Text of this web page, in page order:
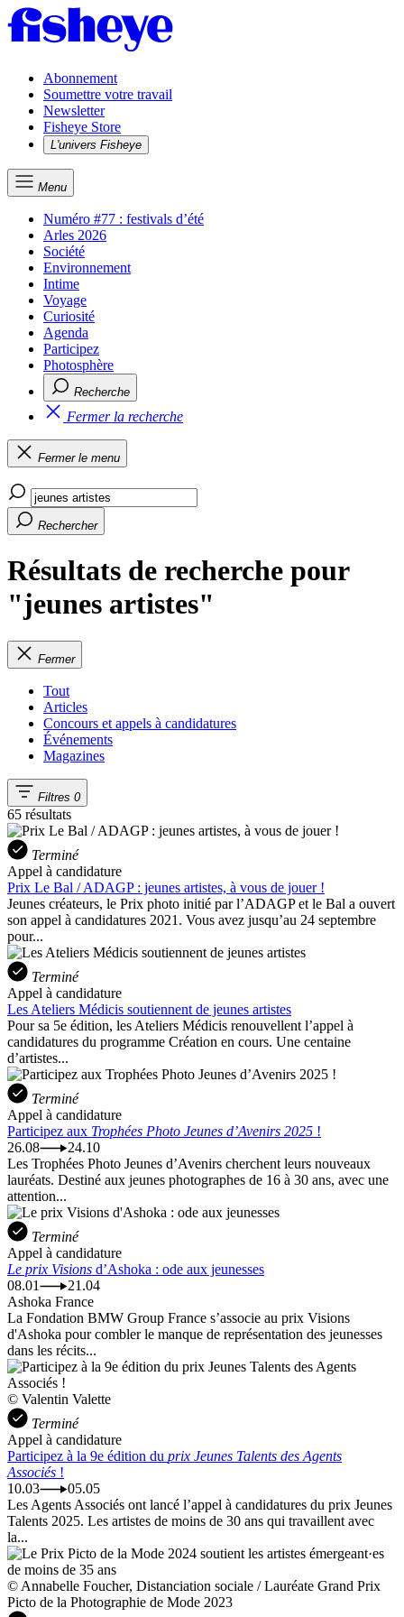
Abonnement
Soumettre votre travail
Newsletter
Fisheye Store
L'univers Fisheye
Menu
Numéro #77 : festivals d’été
Arles 2026
Société
Environnement
Intime
Voyage
Curiosité
Agenda
Participez
Photosphère
Recherche
Fermer la recherche
Fermer le menu
Rechercher
Résultats de recherche pour
"jeunes artistes"
Fermer
Tout
Articles
Concours et appels à candidatures
Événements
Magazines
Filtres 0
65 résultats
Terminé
Appel à candidature
Prix Le Bal / ADAGP : jeunes artistes, à vous de jouer !
Jeunes créateurs, le Prix photo initié par l’ADAGP et le Bal a ouvert
son appel à candidatures 2021. Vous avez jusqu’au 24 septembre
pour...
Terminé
Appel à candidature
Les Ateliers Médicis soutiennent de jeunes artistes
Pour sa 5e édition, les Ateliers Médicis renouvellent l’appel à
candidatures du programme Création en cours. Une centaine
d’artistes...
Terminé
Appel à candidature
Participez aux Trophées Photo Jeunes d’Avenirs 2025 !
26.08
24.10
Les Trophées Photo Jeunes d’Avenirs cherchent leurs nouveaux
lauréats. Destiné aux jeunes photographes de 16 à 30 ans, avec une
attention...
Terminé
Appel à candidature
Le prix Visions d’Ashoka : ode aux jeunesses
08.01
21.04
Ashoka France
La Fondation BMW Group France s’associe au prix Visions
d'Ashoka pour combler le manque de représentation des jeunesses
dans les récits...
© Valentin Valette
Terminé
Appel à candidature
Participez à la 9e édition du prix Jeunes Talents des Agents
Associés !
10.03
05.05
Les Agents Associés ont lancé l’appel à candidatures du prix Jeunes
Talents 2025. Les artistes de moins de 30 ans qui travaillent avec
la...
© Annabelle Foucher, Distanciation sociale / Lauréate Grand Prix
Picto de la Photographie de Mode 2023